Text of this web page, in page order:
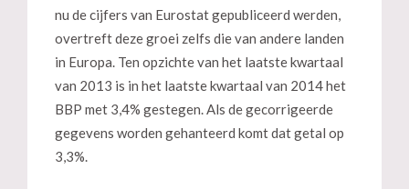
nu de cijfers van Eurostat gepubliceerd werden,
overtreft deze groei zelfs die van andere landen
in Europa. Ten opzichte van het laatste kwartaal
van 2013 is in het laatste kwartaal van 2014 het
BBP met 3,4% gestegen. Als de gecorrigeerde
gegevens worden gehanteerd komt dat getal op
3,3%.